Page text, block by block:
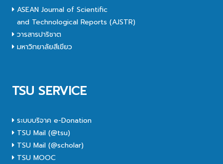
ASEAN Journal of Scientific
and Technological Reports (AJSTR)
วารสารปาริชาต
มหาวิทยาลัยสีเขียว
TSU SERVICE
ระบบบริจาค e-Donation
TSU Mail (@tsu)
TSU Mail (@scholar)
TSU MOOC